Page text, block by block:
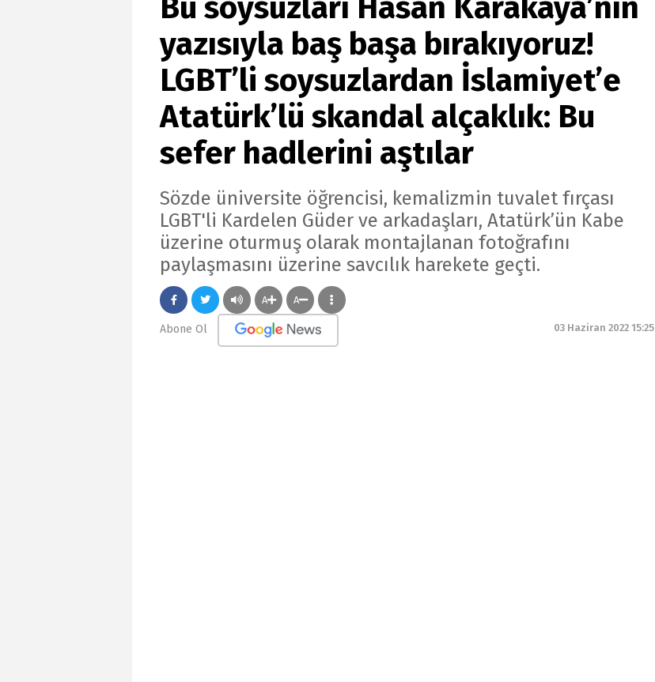
Bu soysuzları Hasan Karakaya’nın
yazısıyla baş başa bırakıyoruz!
LGBT’li soysuzlardan İslamiyet’e
Atatürk’lü skandal alçaklık: Bu
sefer hadlerini aştılar
Sözde üniversite öğrencisi, kemalizmin tuvalet fırçası
LGBT'li Kardelen Güder ve arkadaşları, Atatürk’ün Kabe
üzerine oturmuş olarak montajlanan fotoğrafını
paylaşmasını üzerine savcılık harekete geçti.
A A
Abone Ol 03 Haziran 2022 15:25